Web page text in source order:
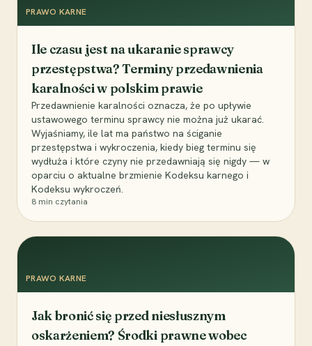
PRAWO KARNE
Ile czasu jest na ukaranie sprawcy
przestępstwa? Terminy przedawnienia
karalności w polskim prawie
Przedawnienie karalności oznacza, że po upływie
ustawowego terminu sprawcy nie można już ukarać.
Wyjaśniamy, ile lat ma państwo na ściganie
przestępstwa i wykroczenia, kiedy bieg terminu się
wydłuża i które czyny nie przedawniają się nigdy — w
oparciu o aktualne brzmienie Kodeksu karnego i
Kodeksu wykroczeń.
8 min czytania
PRAWO KARNE
Jak bronić się przed niesłusznym
oskarżeniem? Środki prawne wobec